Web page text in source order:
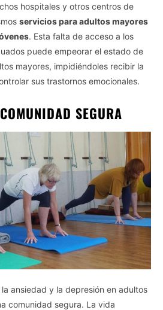
hospitales y otros centros de
servicios para adultos mayores
. Esta falta de acceso a los
puede empeorar el estado de
mayores, impidiéndoles recibir la
sus trastornos emocionales.
SEGURA
ansiedad y la depresión en adultos
comunidad segura. La vida